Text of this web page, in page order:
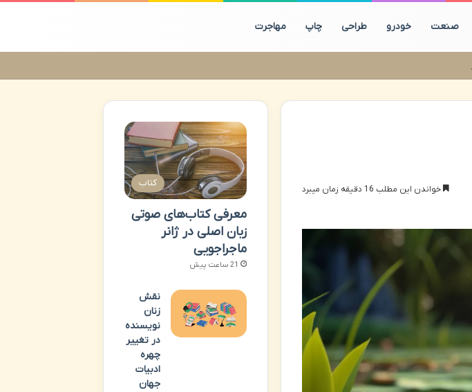
صنعت خودرو طراحی چاپ مهاجرت
خواندن این مطلب 16 دقیقه زمان میبرد
کتاب
معرفی کتاب‌های صوتی
زبان اصلی در ژانر
ماجراجویی
21 ساعت پیش
نقش
زنان
نویسنده
در تغییر
چهره
ادبیات
جهان